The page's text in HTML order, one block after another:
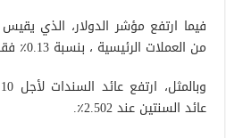
فيما ارتفع مؤشر الدولار، الذي
من العملات الرئيسية ، بنسبة 0.13٪ فقط عند 102.2.
عائد السنتين عند 2.502٪.